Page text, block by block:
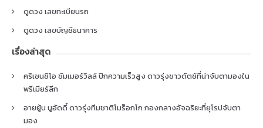
ดูดวง เลขทะเบียนรถ
ดูดวง เลขบัญชีธนาคาร
เรื่องล่าสุด
คริเซนซิโอ ซัมเมอร์วิลล์ ปีกความเร็วสูง ดาวรุ่งชาวดัตช์ที่น่าจับตามองใน
พรีเมียร์ลีก
อายยู้บ บูอัดดี้ ดาวรุ่งทีมชาติโมร็อกโก กองกลางอัจฉริยะที่ยุโรปจับตา
มอง